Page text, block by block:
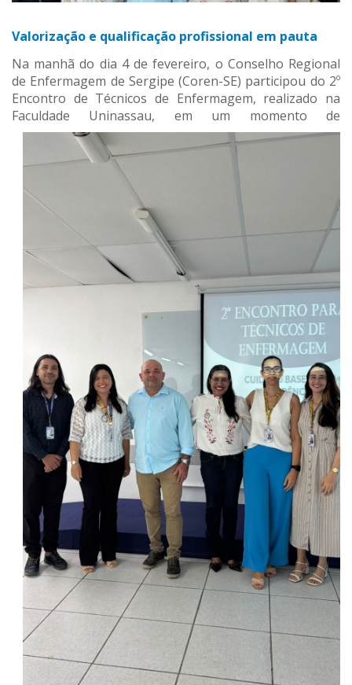
Valorização e qualificação profissional em pauta
Na manhã do dia 4 de fevereiro, o Conselho Regional
de Enfermagem de Sergipe (Coren-SE) participou do 2º
Encontro de Técnicos de Enfermagem, realizado na
Faculdade Uninassau, em um momento de